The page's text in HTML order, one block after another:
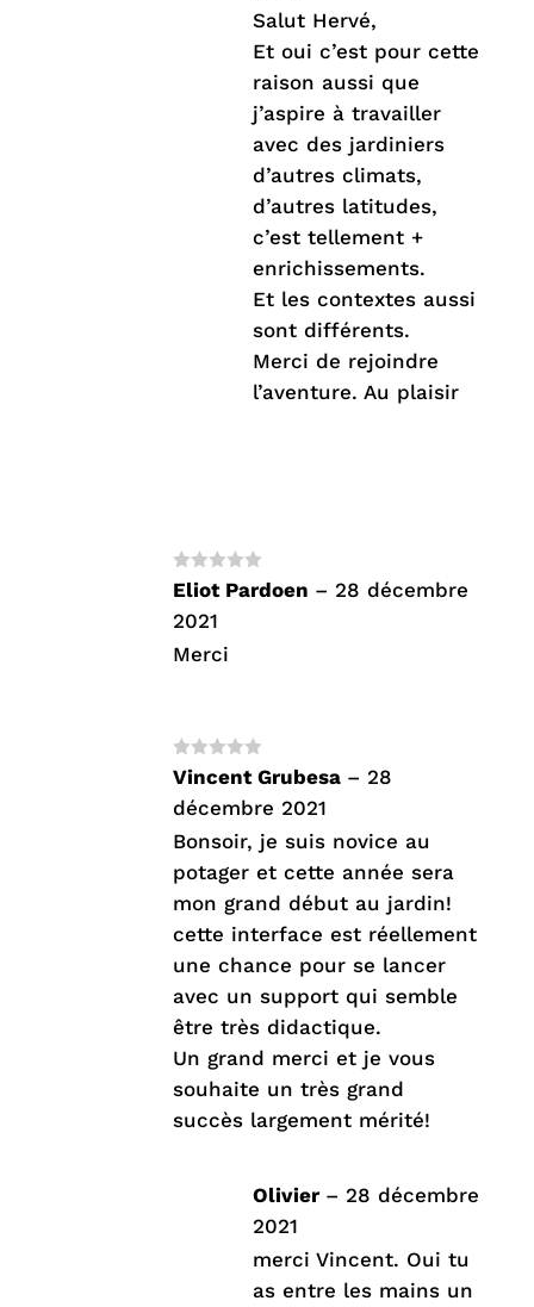
Salut Hervé,
Et oui c’est pour cette
raison aussi que
j’aspire à travailler
avec des jardiniers
d’autres climats,
d’autres latitudes,
c’est tellement +
enrichissements.
Et les contextes aussi
sont différents.
Merci de rejoindre
l’aventure. Au plaisir
Note5 sur
5
Eliot Pardoen – 28 décembre
2021
Merci
Note5sur
5
Vincent Grubesa – 28
décembre 2021
Bonsoir, je suis novice au
potager et cette année sera
mon grand début au jardin!
cette interface est réellement
une chance pour se lancer
avec un support qui semble
être très didactique.
Un grand merci et je vous
souhaite un très grand
succès largement mérité!
Olivier – 28 décembre
2021
merci Vincent. Oui tu
as entre les mains un